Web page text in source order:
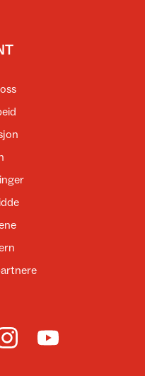
Facebook
DNT på Instagram
Til DNT på YouTube